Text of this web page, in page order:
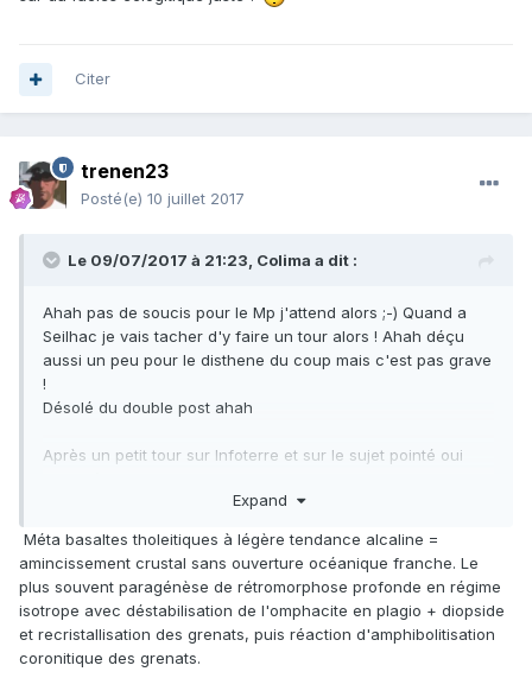
Citer
trenen23
Posté(e) 10 juillet 2017
Le 09/07/2017 à 21:23, Colima a dit :
Ahah pas de soucis pour le Mp j'attend alors ;-) Quand a
Seilhac je vais tacher d'y faire un tour alors ! Ahah déçu
aussi un peu pour le disthene du coup mais c'est pas grave
!
Désolé du double post ahah
Après un petit tour sur Infoterre et sur le sujet pointé oui
roche en elle même que son vécu, Eclogite amphibolitisée,
est sur des éclogites au sens propre du terme (protolithe
basique genre fond océanique) ou sur du faciès éclogitique
Expand
Méta basaltes tholeitiques à légère tendance alcaline =
amincissement crustal sans ouverture océanique franche. Le
plus souvent paragénèse de rétromorphose profonde en régime
isotrope avec déstabilisation de l'omphacite en plagio + diopside
et recristallisation des grenats, puis réaction d'amphibolitisation
coronitique des grenats.